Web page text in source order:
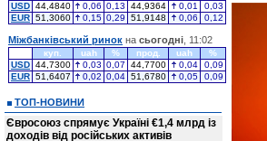
USD 44,4840 0,06 0,13 44,9364 0,01
0,03
EUR 51,3060 0,15 0,29 51,9148 0,06 0,12
Міжбанківський ринок на сьогодні , 11:02
куп. uah % прод. uah
%
USD 44,7300 0,03 0,07 44,7700 0,04
0,09
EUR 51,6407 0,02 0,04 51,6780 0,05 0,09
ТОП-НОВИНИ
Євросоюз спрямує Україні €1,4 млрд із
доходів від російських активів